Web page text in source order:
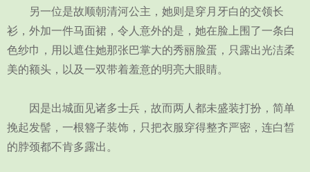
另一位是故顺朝清河公主，她则是穿月牙白的交领长
衫，外加一件马面裙，令人意外的是，她在脸上围了一条白
色纱巾，用以遮住她那张巴掌大的秀丽脸蛋，只露出光洁柔
美的额头，以及一双带着羞意的明亮大眼睛。
因是出城面见诸多士兵，故而两人都未盛装打扮，简单
挽起发髻，一根簪子装饰，只把衣服穿得整齐严密，连白皙
的脖颈都不肯多露出。